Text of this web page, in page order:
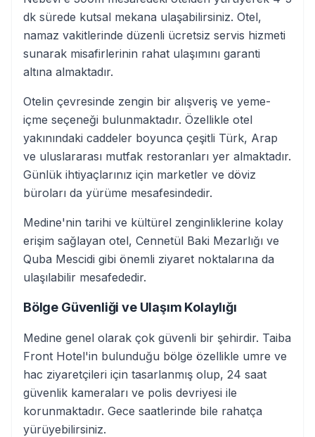
dk sürede kutsal mekana ulaşabilirsiniz. Otel,
namaz vakitlerinde düzenli ücretsiz servis hizmeti
sunarak misafirlerinin rahat ulaşımını garanti
altına almaktadır.
Otelin çevresinde zengin bir alışveriş ve yeme-
içme seçeneği bulunmaktadır. Özellikle otel
yakınındaki caddeler boyunca çeşitli Türk, Arap
ve uluslararası mutfak restoranları yer almaktadır.
Günlük ihtiyaçlarınız için marketler ve döviz
büroları da yürüme mesafesindedir.
Medine'nin tarihi ve kültürel zenginliklerine kolay
erişim sağlayan otel, Cennetül Baki Mezarlığı ve
Quba Mescidi gibi önemli ziyaret noktalarına da
ulaşılabilir mesafededir.
Bölge Güvenliği ve Ulaşım Kolaylığı
Medine genel olarak çok güvenli bir şehirdir. Taiba
Front Hotel'in bulunduğu bölge özellikle umre ve
hac ziyaretçileri için tasarlanmış olup, 24 saat
güvenlik kameraları ve polis devriyesi ile
korunmaktadır. Gece saatlerinde bile rahatça
yürüyebilirsiniz.